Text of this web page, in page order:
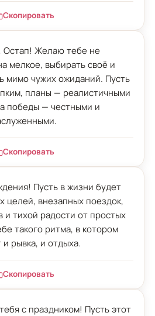
Скопировать
Остап! Желаю тебе не
мелкое, выбирать своё и
мимо чужих ожиданий. Пусть
планы — реалистичными
победы — честными и
Скопировать
Пусть в жизни будет
целей, внезапных поездок,
и тихой радости от простых
такого ритма, в котором
и рывка, и отдыха.
Скопировать
с праздником! Пусть этот